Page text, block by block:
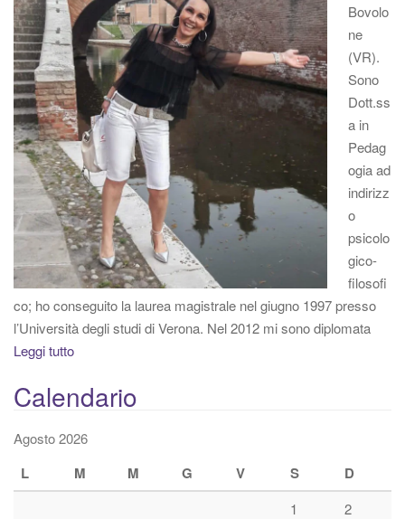
Bovolo
ne
(VR).
Sono
Dott.ss
a in
Pedag
ogia ad
indirizz
o
psicolo
gico-
filosofi
co; ho conseguito la laurea magistrale nel giugno 1997 presso
l’Università degli studi di Verona. Nel 2012 mi sono diplomata
Leggi tutto
Calendario
Agosto 2026
L M M G V S D
1
2